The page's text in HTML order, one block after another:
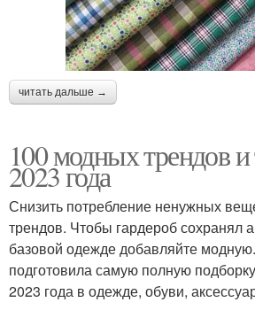
читать дальше →
100 модных трендов
2023 года
Снизить потребление ненужных
трендов. Чтобы гардероб сохранял
базовой одежде добавляйте
подготовила самую полную
2023 года в одежде, обуви,